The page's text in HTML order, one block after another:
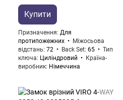
Купити
Призначення Для
протипожежних
Міжосьова
відстань 72 Back Set 65
Тип
ключа
Циліндровий
Країна-
виробник Німеччина